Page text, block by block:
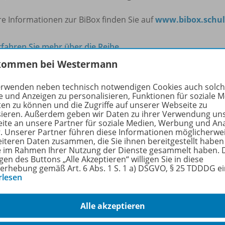
Informationen zur BiBox finden Sie aufwww.bibox.schul
Sie mehr über die Reihe
Klassensatz PrintPlus (1 Schuljahr) -
und Lehrkräfte können den Klassensatz PrintPlus
eingeführt ist. Der Klassensatz PrintPlus berechtigt
innen (1 Schuljahr) durch eine Klasse mit bis zu 35
der BiBox-Einzellizenz für Schüler/-innen ist nur für
der Westermann Gruppe möglich. Eine
durch einen einzelnen Nutzer (Lehrkraft, Schülerin
bei Westermann
neben technisch notwendigen Cookies auch
und Anzeigen zu personalisieren, Funktionen für soziale
zu können und die Zugriffe auf unserer Webseite zu
Außerdem geben wir Daten zu ihrer Verwendung
an unsere Partner für soziale Medien, Werbung und
Unserer Partner führen diese Informationen
Daten zusammen, die Sie ihnen bereitgestellt
im Rahmen Ihrer Nutzung der Dienste gesammelt haben.
des Buttons „Alle Akzeptieren“ willigen Sie in diese
gemäß Art. 6 Abs. 1 S. 1 a) DSGVO, § 25 TDDDG
Alle akzeptieren